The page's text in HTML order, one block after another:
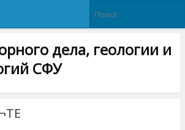
дела, геологии и
СФУ